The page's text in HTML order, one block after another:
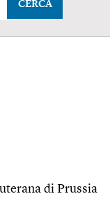
CERCA
di Prussia